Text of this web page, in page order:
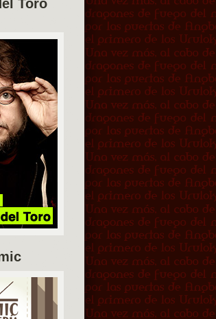
Toro